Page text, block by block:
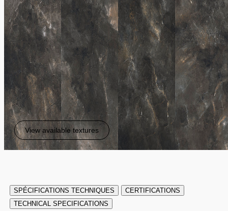
View available textures
SPÉCIFICATIONS TECHNIQUES
CERTIFICATIONS
TECHNICAL SPECIFICATIONS